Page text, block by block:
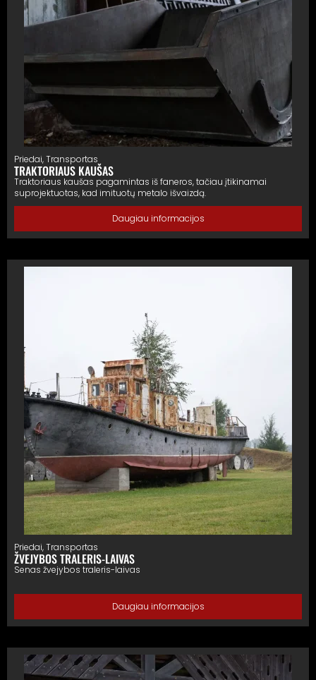
Priedai,Transportas
TRAKTORIAUS KAUŠAS
Traktoriaus kaušas pagamintas iš faneros, tačiau įtikinamai
suprojektuotas, kad imituotų metalo išvaizdą.
Daugiau informacijos
Priedai,Transportas
ŽVEJYBOS TRALERIS-LAIVAS
Senas žvejybos traleris-laivas
Daugiau informacijos